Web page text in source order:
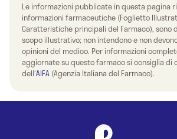
Le informazioni pubblicate in questa pagina
informazioni farmaceutiche (Foglietto
Caratteristiche principali del Farmaco), sono
scopo illustrativo; non intendono e non
opinioni del medico. Per informazioni
aggiornate su questo farmaco si consiglia di
dell'AIFA (Agenzia Italiana del Farmaco).